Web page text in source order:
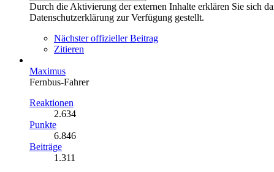
Durch die Aktivierung der externen Inhalte erklären Sie sich
Datenschutzerklärung zur Verfügung gestellt.
Nächster offizieller Beitrag
Zitieren
Maximus
Fernbus-Fahrer
Reaktionen
2.634
Punkte
6.846
Beiträge
1.311